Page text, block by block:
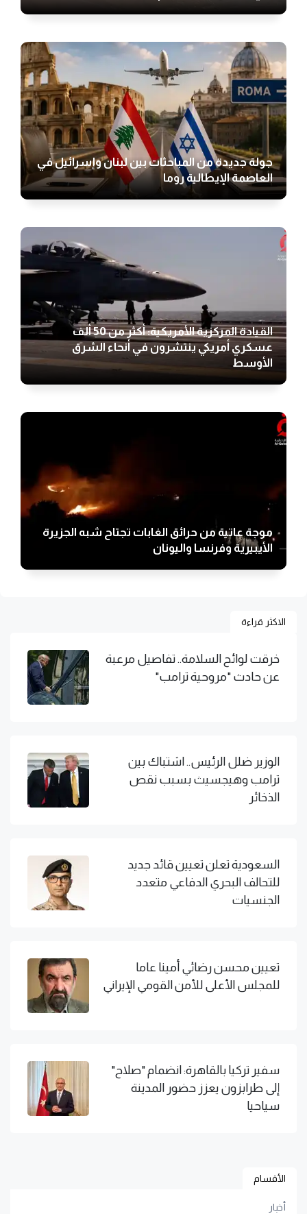
جولة جديدة من المباحثات بين لبنان وإسرائيل في
العاصمة الإيطالية روما
القيادة المركزية الأمريكية: أكثر من 50 ألف
عسكري أمريكي ينتشرون في أنحاء الشرق
الأوسط
موجة عاتية من حرائق الغابات تجتاح شبه الجزيرة
الأيبيرية وفرنسا واليونان
الاكثر قراءة
خرقت لوائح السلامة.. تفاصيل مرعبة
عن حادث "مروحية ترامب"
الوزير ضلل الرئيس.. اشتباك بين
ترامب وهيجسيث بسبب نقص
الذخائر
السعودية تعلن تعيين قائد جديد
للتحالف البحري الدفاعي متعدد
الجنسيات
تعيين محسن رضائي أمينا عاما
للمجلس الأعلى للأمن القومي الإيراني
سفير تركيا بالقاهرة: انضمام "صلاح"
إلى طرابزون يعزز حضور المدينة
سياحيا
الأقسام
أخبار